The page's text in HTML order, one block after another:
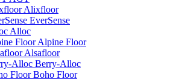
Alixfloor
EverSense
Alloc
Alpine Floor
Alsafloor
Berry-Alloc
Boho Floor